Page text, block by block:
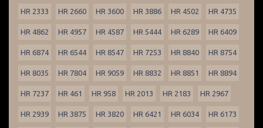
HR 2333 HR 2660 HR 3600 HR 3886 HR 4502 HR 4735
HR 4862 HR 4957 HR 4587 HR 5444 HR 6289 HR 6409
HR 6874 HR 6544 HR 8547 HR 7253 HR 8840 HR 8754
HR 8035 HR 7804 HR 9059 HR 8832 HR 8851 HR 8894
HR 7237 HR 461 HR 958 HR 2013 HR 2183 HR 2967
HR 2939 HR 3875 HR 3820 HR 6421 HR 6034 HR 6173